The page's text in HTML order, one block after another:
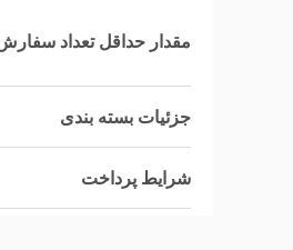
مقدار حداقل تعداد
جزئیات بسته بندی
شرایط پرداخت